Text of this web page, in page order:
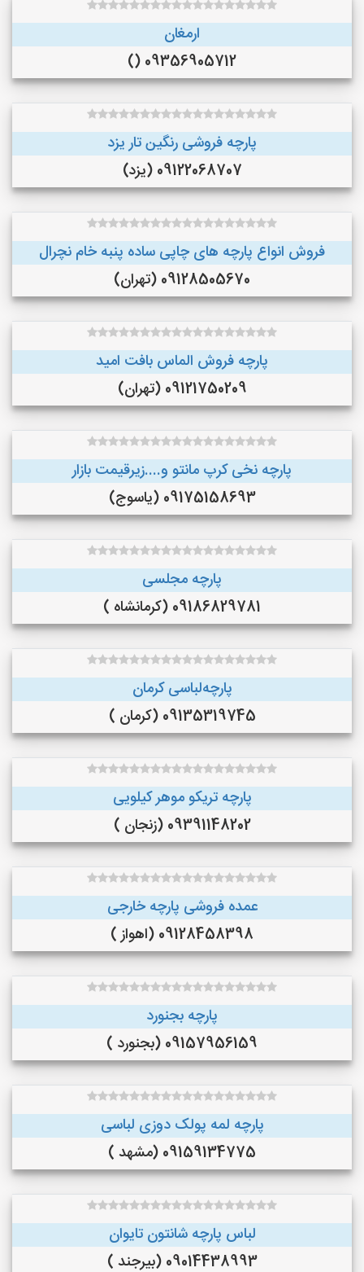
ارمغان
09356905712 ()
پارچه فروشی رنگین تار یزد
09122068707 (یزد)
فروش انواع پارچه های چاپی ساده پنبه خام نچرال
09128505670 (تهران)
پارچه فروش الماس بافت امید
09121750209 (تهران)
پارچه نخی کرپ مانتو و....زیرقیمت بازار
09175158693 (یاسوج)
پارچه مجلسی
09186829781 (کرمانشاه )
پارچه‌لباسی کرمان
09135319745 (کرمان )
پارچه تریکو موهر کیلویی
09391148202 (زنجان )
عمده فروشی پارچه خارجی
09128458398 (اهواز )
پارچه بجنورد
09157956159 (بجنورد )
پارچه لمه پولک دوزی لباسی
09159134775 (مشهد )
لباس پارچه شانتون تایوان
09014438993 (بیرجند )